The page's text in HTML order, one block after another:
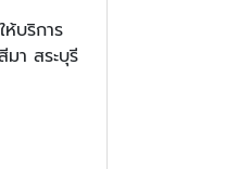
บริการ
า สระบุรี